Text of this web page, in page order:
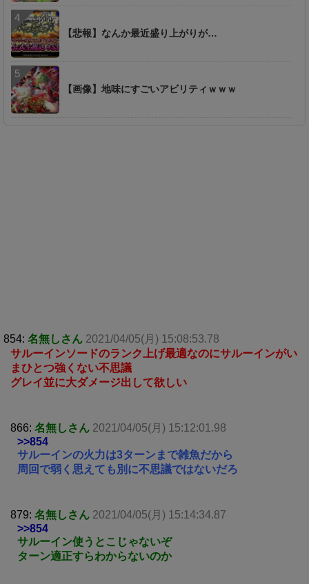
【悲報】なんか最近盛り上がりが…
【画像】地味にすごいアビリティｗｗｗ
854: 名無しさん 2021/04/05(月) 15:08:53.78
サルーインソードのランク上げ最適なのにサルーインがい
まひとつ強くない不思議
グレイ並に大ダメージ出して欲しい
866: 名無しさん 2021/04/05(月) 15:12:01.98
>>854
サルーインの火力は3ターンまで雑魚だから
周回で弱く思えても別に不思議ではないだろ
879: 名無しさん 2021/04/05(月) 15:14:34.87
>>854
サルーイン使うとこじゃないぞ
ターン適正すらわからないのか